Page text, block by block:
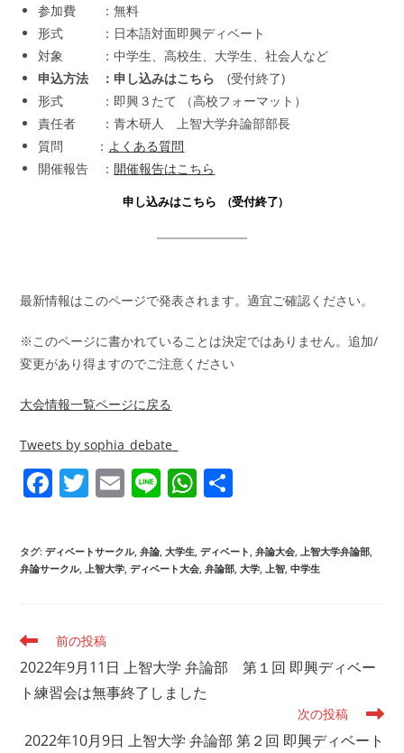
参加費 ：無料
形式 ：日本語対面即興ディベート
対象 ：中学生、高校生、大学生、社会人など
申込方法 ：申し込みはこちら(受付終了)
形式 ：即興３たて （高校フォーマット）
責任者 ：青木研人 上智大学弁論部部長
質問 ： よくある質問
開催報告 ： 開催報告はこちら
申し込みはこちら (受付終了)
最新情報はこのページで発表されます。適宜ご確認ください。
※このページに書かれていることは決定ではありません。追加/
変更があり得ますのでご注意ください
大会情報一覧ページに戻る
Tweets by sophia_debate_
F
c
e
o
o
k
T
itt
er
E
ai
l
Li
e
W
at
s
p
タグ:ディベートサークル, 弁論 大学生 ディベート 弁論大会 上智大学弁論部
弁論サークル, 上智大学 ディベート大会 弁論部 大学 上智 中学生
そ
他
の
を
前の投稿
2022年9月11日 上智大学 弁論部 第１回 即興ディベー
ト練習会は無事終了しました
次の投稿
2022年10月9日 上智大学 弁論部 第２回 即興ディベート